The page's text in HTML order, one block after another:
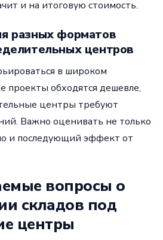
и на итоговую стоимость.
разных форматов
центров
в широком
проекты обходятся дешевле,
центры требуют
Важно оценивать не только
и последующий эффект от
вопросы о
складов под
центры